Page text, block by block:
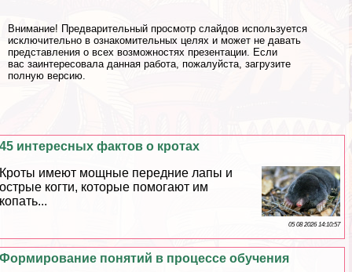
Внимание! Предварительный просмотр слайдов используется
исключительно в ознакомительных целях и может не давать
представления о всех возможностях презентации. Если
вас заинтересовала данная работа, пожалуйста, загрузите
полную версию.
45 интересных фактов о кротах
Кроты имеют мощные передние лапы и
острые когти, которые помогают им
копать...
05 08 2026 14:10:57
Формирование понятий в процессе обучения